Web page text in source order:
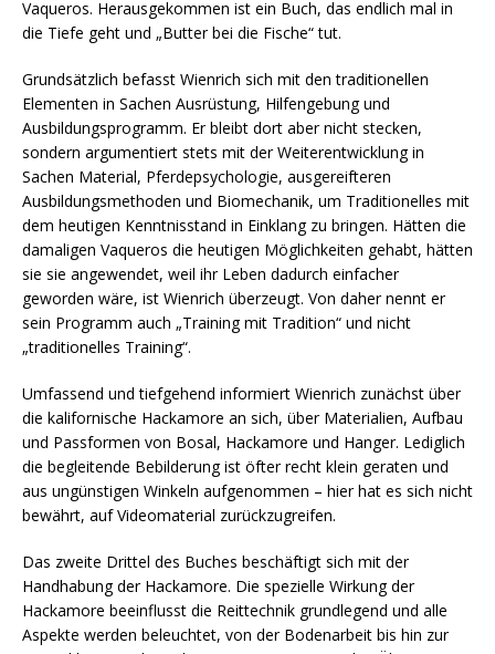
Vaqueros. Herausgekommen ist ein Buch, das endlich mal in
die Tiefe geht und „Butter bei die Fische“ tut.
Grundsätzlich befasst Wienrich sich mit den traditionellen
Elementen in Sachen Ausrüstung, Hilfengebung und
Ausbildungsprogramm. Er bleibt dort aber nicht stecken,
sondern argumentiert stets mit der Weiterentwicklung in
Sachen Material, Pferdepsychologie, ausgereifteren
Ausbildungsmethoden und Biomechanik, um Traditionelles mit
dem heutigen Kenntnisstand in Einklang zu bringen. Hätten die
damaligen Vaqueros die heutigen Möglichkeiten gehabt, hätten
sie sie angewendet, weil ihr Leben dadurch einfacher
geworden wäre, ist Wienrich überzeugt. Von daher nennt er
sein Programm auch „Training mit Tradition“ und nicht
„traditionelles Training“.
Umfassend und tiefgehend informiert Wienrich zunächst über
die kalifornische Hackamore an sich, über Materialien, Aufbau
und Passformen von Bosal, Hackamore und Hanger. Lediglich
die begleitende Bebilderung ist öfter recht klein geraten und
aus ungünstigen Winkeln aufgenommen – hier hat es sich nicht
bewährt, auf Videomaterial zurückzugreifen.
Das zweite Drittel des Buches beschäftigt sich mit der
Handhabung der Hackamore. Die spezielle Wirkung der
Hackamore beeinflusst die Reittechnik grundlegend und alle
Aspekte werden beleuchtet, von der Bodenarbeit bis hin zur